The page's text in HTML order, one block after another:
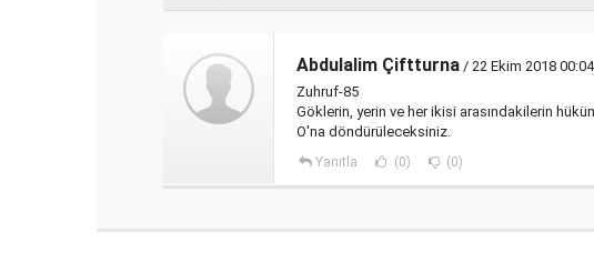
Abdulalim Çiftturna / 22 Ekim 2018 00:04
Zuhruf-85
Göklerin, yerin ve her ikisi arasındakilerin
O'na döndürüleceksiniz.
Yanıtla (0) (0)